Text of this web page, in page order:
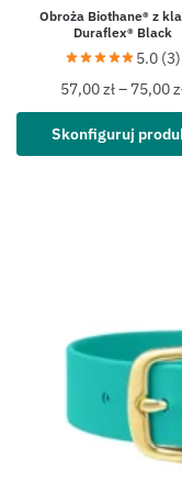
Obroża Biothane® z
Duraflex® Black
5.0 (3)
57,00zł– 75,00
Skonfiguruj